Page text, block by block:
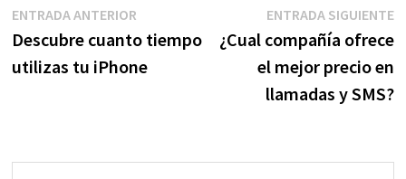
Navegación
de
ENTRADA ANTERIOREntrada
anterior:
Descubre cuanto tiempo
utilizas tu iPhone
ENTRADA SIGUIENTE
¿Cual compañía ofrece
el mejor precio en
llamadas y SMS?